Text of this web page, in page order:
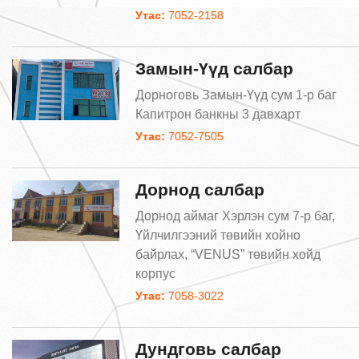
Утас: 7052-2158
Замын-Үүд салбар
Дорноговь Замын-Үүд сум 1-р баг
Капитрон банкны 3 давхарт
Утас: 7052-7505
Дорнод салбар
Дорнод аймаг Хэрлэн сум 7-р баг,
Үйлчилгээний төвийн хойно
байрлах, “VENUS” төвийн хойд
корпус
Утас:7058-3022
Дундговь салбар